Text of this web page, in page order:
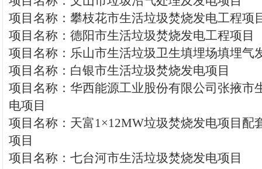
项目名称：攀枝花市生活垃圾焚烧发电工程项
项目名称：德阳市生活垃圾焚烧发电工程项目
项目名称：乐山市生活垃圾卫生填埋场填埋气
项目名称：白银市生活垃圾焚烧发电项目
项目名称：华西能源工业股份有限公司张掖市
电项目
项目名称：天富1×12MW垃圾焚烧发电项目配
项目
项目名称：七台河市生活垃圾焚烧发电项目